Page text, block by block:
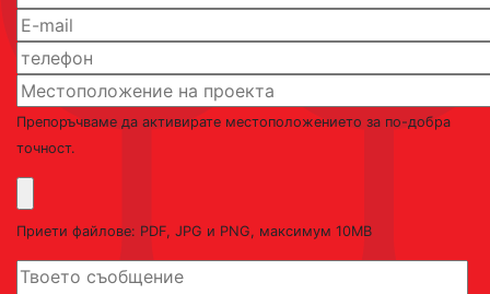
Препоръчваме да активирате местоположението за по-добра
точност.
Приети файлове: PDF, JPG и PNG, максимум 10MB